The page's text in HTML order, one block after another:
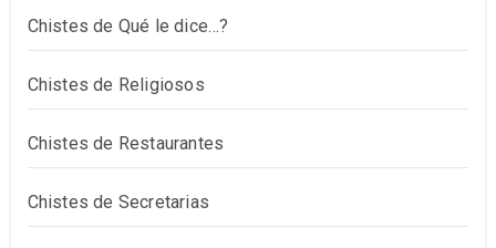
Chistes de Qué le dice…?
Chistes de Religiosos
Chistes de Restaurantes
Chistes de Secretarias